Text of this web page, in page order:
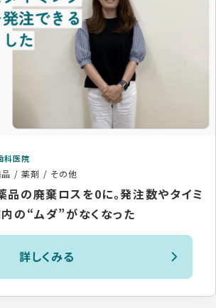
科医院
/ 薬剤 / その他
の廃棄ロスを0に。発注数やタイミ
の“ムダ”がなくなった
詳しくみる